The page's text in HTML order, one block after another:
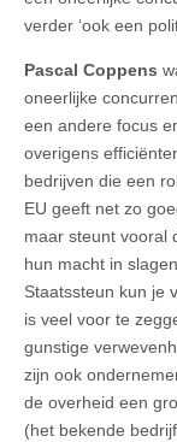
verder ‘ook een
Pascal Coppens
oneerlijke
een andere focus
overigens
bedrijven die een
EU geeft net zo
maar steunt vooral
hun macht in
Staatssteun kun je
is veel voor te
gunstige
zijn ook
de overheid een
(het bekende